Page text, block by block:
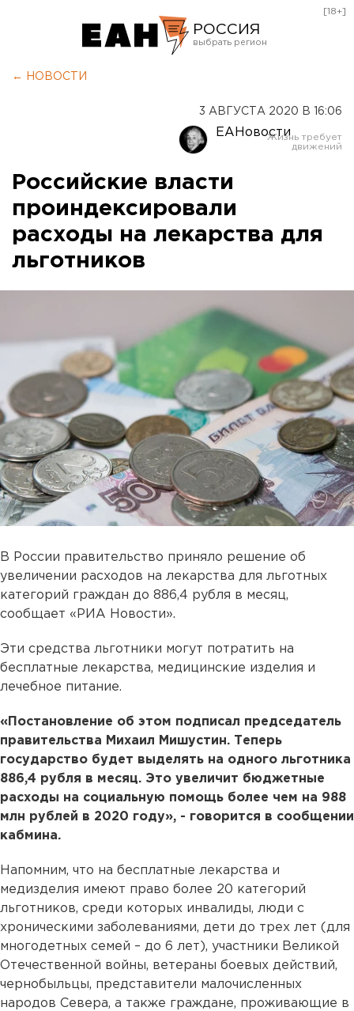
РОССИЯ
Оренбург
[18+]
← НОВОСТИ
3 АВГУСТА 2020 В 16:06
ЕАНовости
Российские власти
проиндексировали
расходы на лекарства для
льготников
В России правительство приняло решение об
увеличении расходов на лекарства для льготных
категорий граждан до 886,4 рубля в месяц,
сообщает «РИА Новости».
Эти средства льготники могут потратить на
бесплатные лекарства, медицинские изделия и
лечебное питание.
«Постановление об этом подписал председатель
правительства Михаил Мишустин. Теперь
государство будет выделять на одного льготника
886,4 рубля в месяц. Это увеличит бюджетные
расходы на социальную помощь более чем на 988
млн рублей в 2020 году», - говорится в сообщении
кабмина.
Напомним, что на бесплатные лекарства и
медизделия имеют право более 20 категорий
льготников, среди которых инвалиды, люди с
хроническими заболеваниями, дети до трех лет (для
многодетных семей – до 6 лет), участники Великой
Отечественной войны, ветераны боевых действий,
чернобыльцы, представители малочисленных
народов Севера, а также граждане, проживающие в